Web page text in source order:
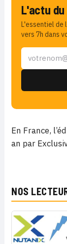
L'actu
L'essentiel de
vers 7h dans
En France,
an par
NOS